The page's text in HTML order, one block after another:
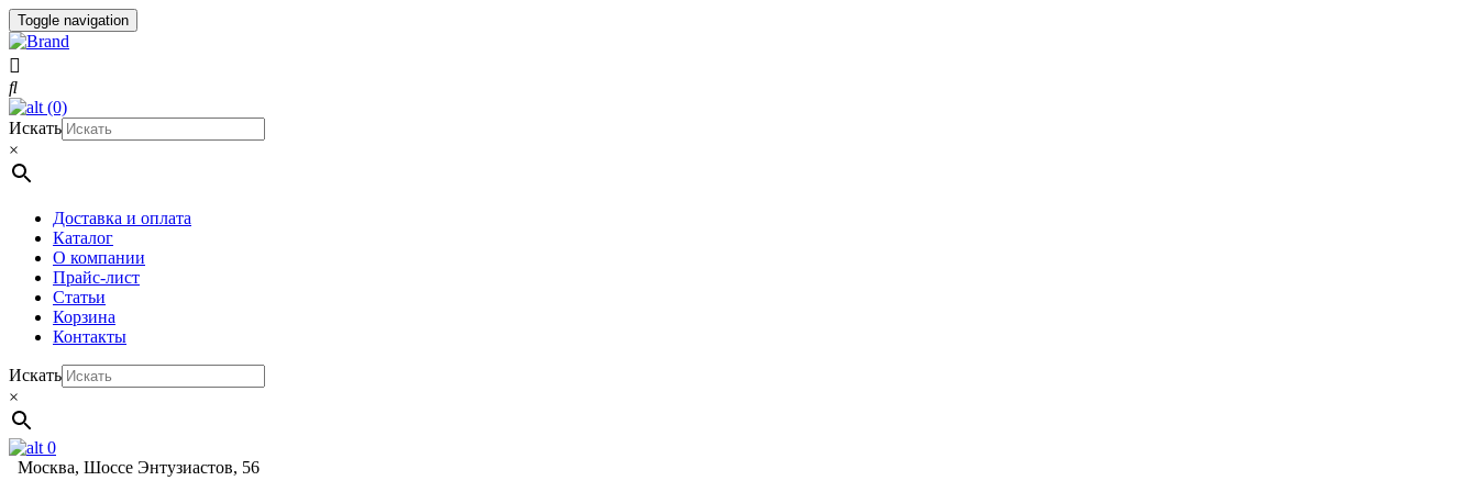
Toggle navigation
(0)
Искать
×
Доставка и оплата
Каталог
О компании
Прайс-лист
Статьи
Корзина
Контакты
Искать
×
0
Москва, Шоссе Энтузиастов, 56